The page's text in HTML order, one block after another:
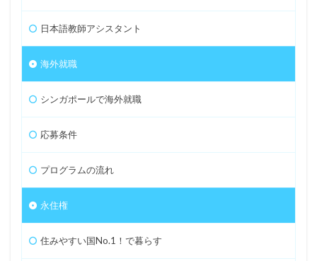
日本語教師アシスタント
海外就職
シンガポールで海外就職
応募条件
プログラムの流れ
永住権
住みやすい国No.1！で暮らす